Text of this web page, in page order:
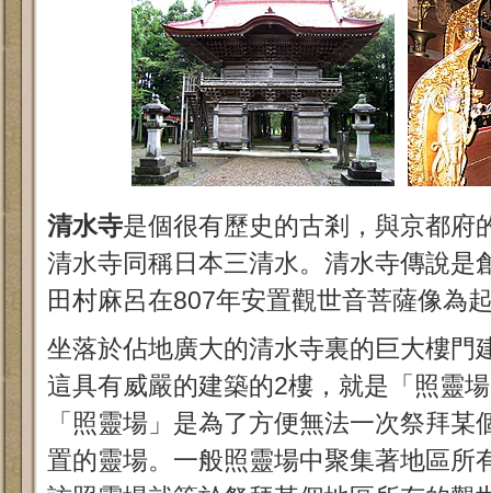
清水寺是個很有歷史的古剎，與京都府
清水寺同稱日本三清水。清水寺傳說是
田村麻呂在807年安置觀世音菩薩像為
坐落於佔地廣大的清水寺裏的巨大樓門
這具有威嚴的建築的2樓，就是「照靈
「照靈場」是為了方便無法一次祭拜
置的靈場。一般照靈場中聚集著地區所